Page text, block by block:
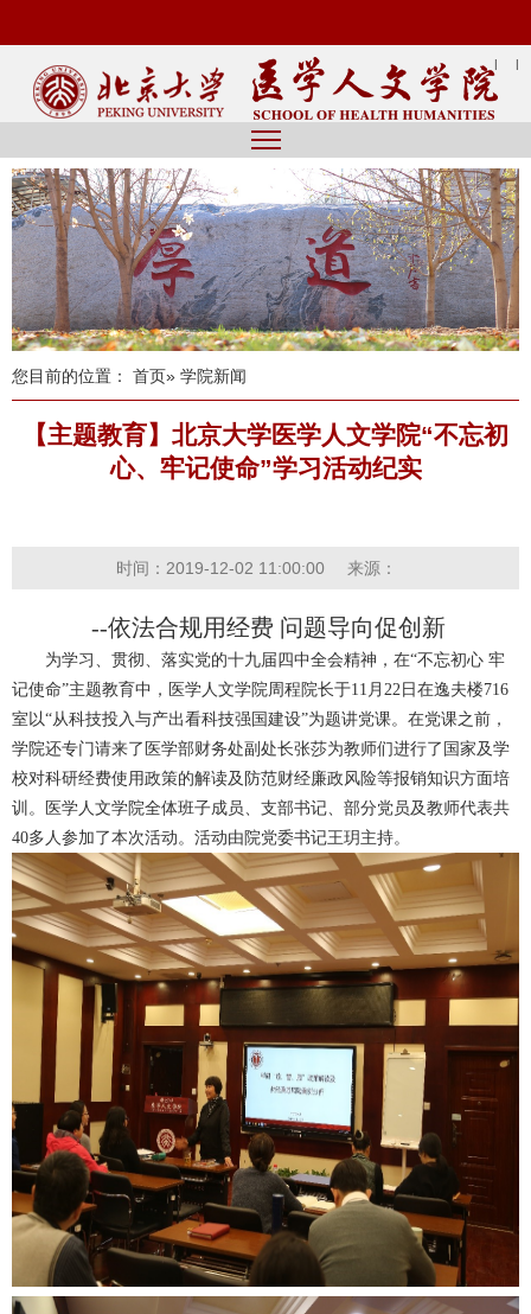
| |
您目前的位置： 首页» 学院新闻
【主题教育】北京大学医学人文学院“不忘初
心、牢记使命”学习活动纪实
时间：2019-12-02 11:00:00 来源：
--依法合规用经费 问题导向促创新
为学习、贯彻、落实党的十九届四中全会精神，在“不忘初心 牢
记使命”主题教育中，医学人文学院周程院长于11月22日在逸夫楼716
室以“从科技投入与产出看科技强国建设”为题讲党课。在党课之前，
学院还专门请来了医学部财务处副处长张莎为教师们进行了国家及学
校对科研经费使用政策的解读及防范财经廉政风险等报销知识方面培
训。医学人文学院全体班子成员、支部书记、部分党员及教师代表共
40多人参加了本次活动。活动由院党委书记王玥主持。